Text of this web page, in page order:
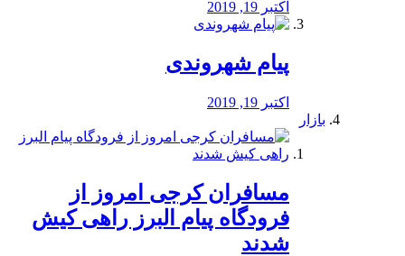
اکتبر 19, 2019
پیام شهروندی
اکتبر 19, 2019
بازار
مسافران کرجی امروز از
فرودگاه پیام البرز راهی کیش
شدند